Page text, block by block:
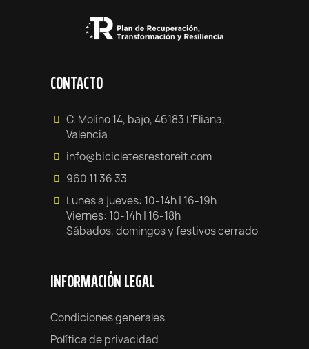
CONTACTO
C. Molino 14, bajo, 46183 L'Eliana,
Valencia
info@bicicletesrestoreit.com
960 11 36 33
Lunes a jueves: 10-14h | 16-19h
Viernes: 10-14h | 16-18h
Sábados, domingos y festivos cerrado
INFORMACIÓN LEGAL
Condiciones generales
Política de privacidad